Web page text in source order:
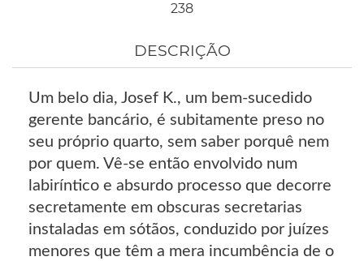
238
DESCRIÇÃO
Um belo dia, Josef K., um bem-sucedido
gerente bancário, é subitamente preso no
seu próprio quarto, sem saber porquê nem
por quem. Vê-se então envolvido num
labiríntico e absurdo processo que decorre
secretamente em obscuras secretarias
instaladas em sótãos, conduzido por juízes
menores que têm a mera incumbência de o